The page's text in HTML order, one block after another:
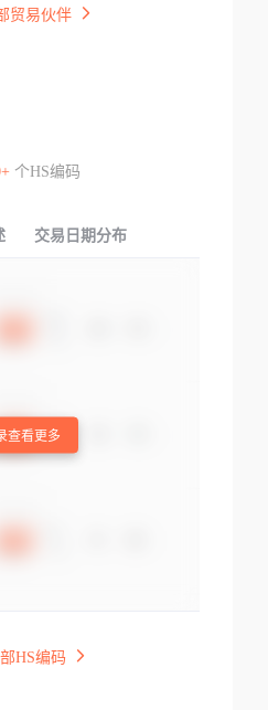
贸易伙伴
个HS编码
交易日期分布
查看更多
HS编码